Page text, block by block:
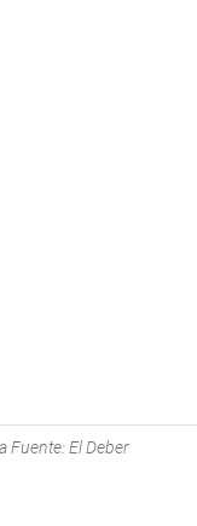
Fuente: El Deber